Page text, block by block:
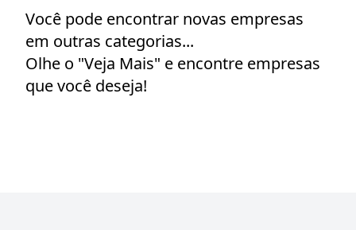
Você pode encontrar novas empresas
em outras categorias...
Olhe o "Veja Mais" e encontre empresas
que você deseja!